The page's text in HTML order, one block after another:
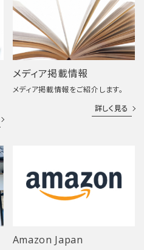
メディア掲載情報
メディア掲載情報をご紹介します。
詳しく見る
Amazon Japan